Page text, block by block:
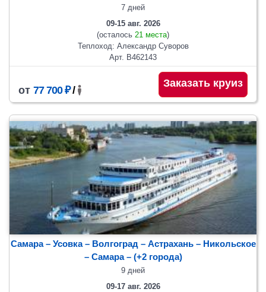
7 дней
09-15 авг. 2026
(осталось 21 места)
Теплоход: Александр Суворов
Арт. В462143
от 77 700 ₽/
Заказать круиз
Самара – Усовка – Волгоград – Астрахань – Никольское
– Самара– (+2 города)
9 дней
09-17 авг. 2026